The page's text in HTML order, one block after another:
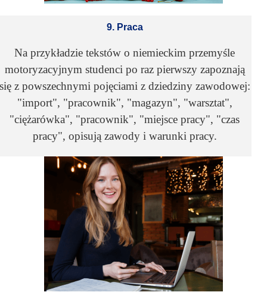
9. Praca
Na przykładzie tekstów o niemieckim przemyśle
motoryzacyjnym studenci po raz pierwszy zapoznają
z powszechnymi pojęciami z dziedziny zawodowej:
"import", "pracownik", "magazyn", "warsztat",
"ciężarówka", "pracownik", "miejsce pracy", "czas
pracy", opisują zawody i warunki pracy.